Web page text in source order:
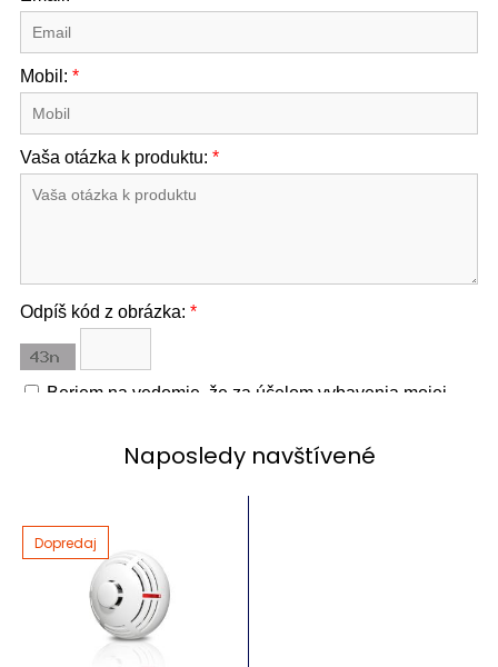
Naposledy navštívené
Dopredaj